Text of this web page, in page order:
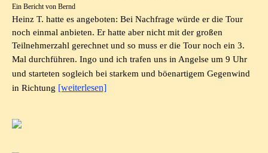
Ein Bericht von Bernd
Heinz T. hatte es angeboten: Bei Nachfrage würde er die Tour
noch einmal anbieten. Er hatte aber nicht mit der großen
Teilnehmerzahl gerechnet und so muss er die Tour noch ein 3.
Mal durchführen. Ingo und ich trafen uns in Angelse um 9 Uhr
und starteten sogleich bei starkem und böenartigem Gegenwind
in Richtung [weiterlesen]